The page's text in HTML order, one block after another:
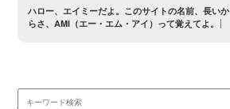
ハロー、 エイ ミ ーだよ 。 このサイ トの名前、 長いか
らさ 、 AMI（エー・ エム ・ アイ） って覚え て よ 。